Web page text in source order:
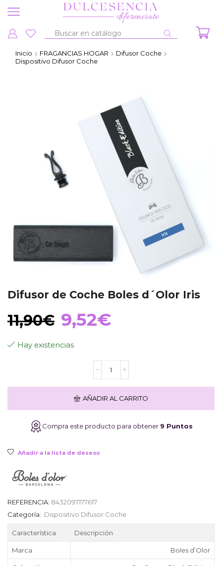
Entrada
búsqueda
Inicio FRAGANCIAS HOGAR
Difusor Coche
Dispositivo Difusor Coche
Difusor de Coche Boles d´Olor Iris
11,90€ El
precio
original
era:
11,90€.
9,52€
actual
es:
9,52€.
Hay existencias
d
´Olor
cantidad
AÑADIR AL CARRITO
Compra este producto para obtener 9 Puntos
Añadir a la lista de deseos
REFERENCIA: 8432097177617
Categoría: Dispositivo Difusor Coche
Característica Descripción
Marca Boles d’Olor